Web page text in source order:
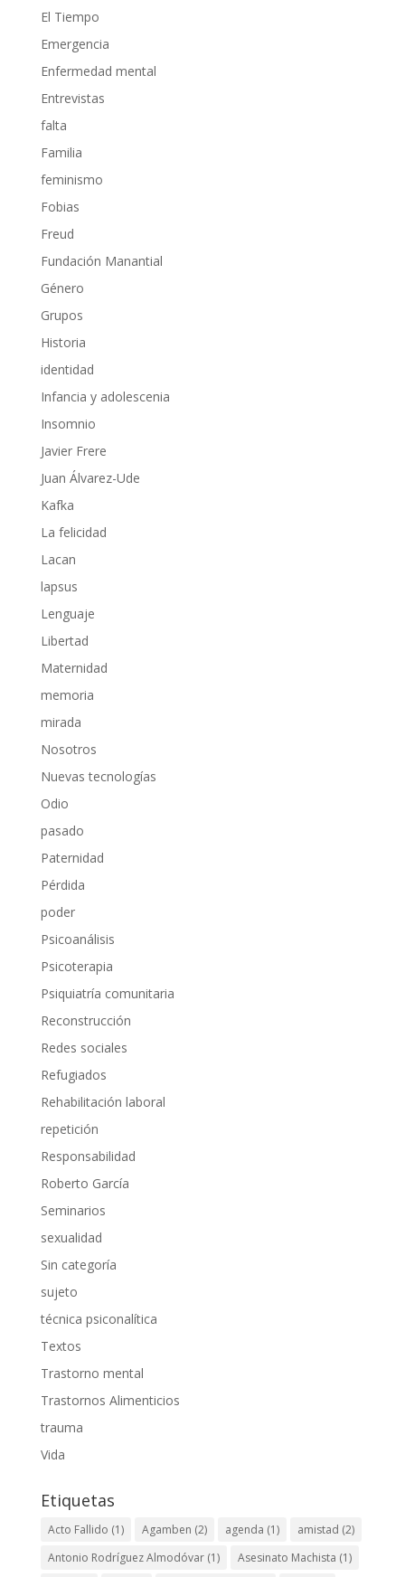
El Tiempo
Emergencia
Enfermedad mental
Entrevistas
falta
Familia
feminismo
Fobias
Freud
Fundación Manantial
Género
Grupos
Historia
identidad
Infancia y adolescenia
Insomnio
Javier Frere
Juan Álvarez-Ude
Kafka
La felicidad
Lacan
lapsus
Lenguaje
Libertad
Maternidad
memoria
mirada
Nosotros
Nuevas tecnologías
Odio
pasado
Paternidad
Pérdida
poder
Psicoanálisis
Psicoterapia
Psiquiatría comunitaria
Reconstrucción
Redes sociales
Refugiados
Rehabilitación laboral
repetición
Responsabilidad
Roberto García
Seminarios
sexualidad
Sin categoría
sujeto
técnica psiconalítica
Textos
Trastorno mental
Trastornos Alimenticios
trauma
Vida
Etiquetas
Acto Fallido (1) Agamben (2) agenda (1) amistad (2)
Antonio Rodríguez Almodóvar(1) Asesinato Machista (1)